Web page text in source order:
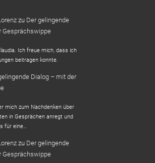
zu Der gelingende
Gesprächswippe
Ich freue mich, dass ich
beitragen konnte.
Dialog – mit der
mich zum Nachdenken über
in Gesprächen anregt und
für eine…
zu Der gelingende
Gesprächswippe